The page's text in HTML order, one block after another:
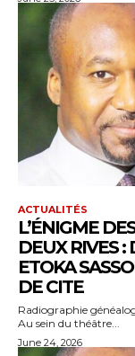
ACTUALITÉS
L’ÉNIGME
DEUX RIVES :
ETOKA
DE CITE
Radiographie
Au sein du théâtre...
June 24, 2026